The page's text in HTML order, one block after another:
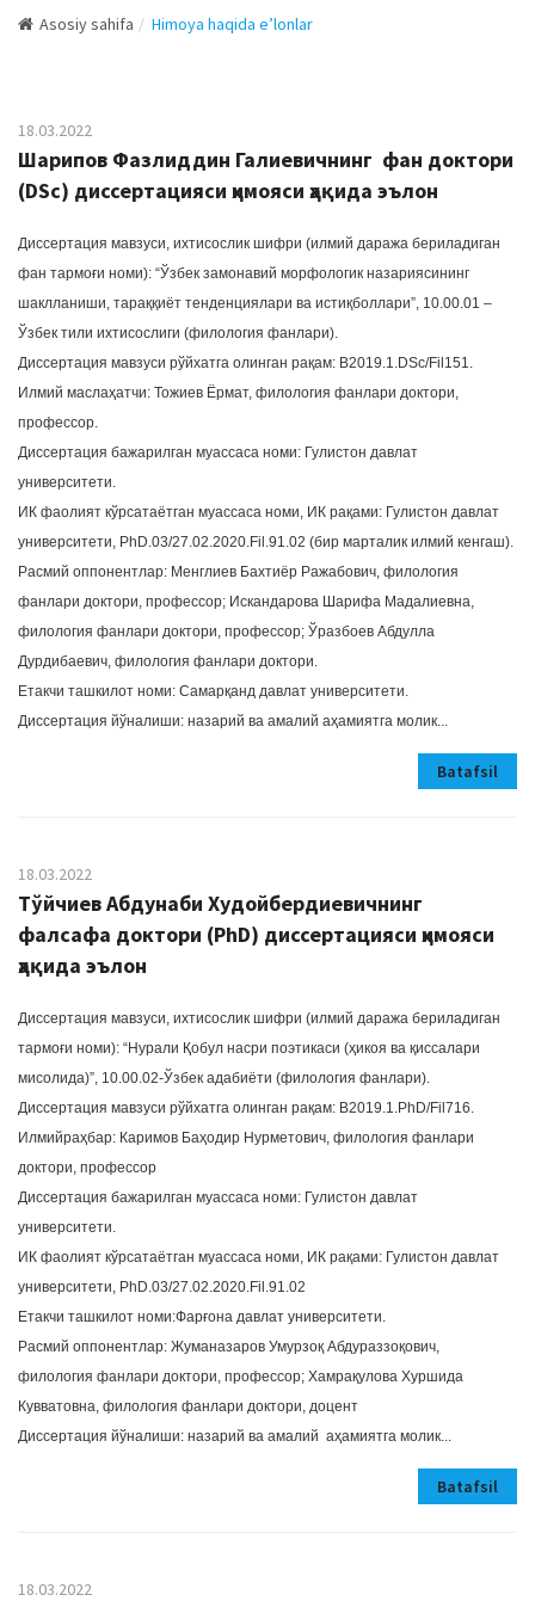
g
N
a
v
g
a
t
Asosiy sahifa Himoya haqida e’lonlar
18.03.2022
Шарипов Фазлиддин Галиевичнинг фан доктори
(DSc) диссертацияси ҳимояси ҳақида эълон
Диссертация мавзуси, ихтисослик шифри (илмий даража бериладиган
фан тармоғи номи): “Ўзбек замонавий морфологик назариясининг
шаклланиши, тараққиёт тенденциялари ва истиқболлари”, 10.00.01 –
Ўзбек тили ихтисослиги (филология фанлари).
Диссертация мавзуси рўйхатга олинган рақам: B2019.1.DSc/Fil151.
Илмий маслаҳатчи: Тожиев Ёрмат, филология фанлари доктори,
профессор.
Диссертация бажарилган муассаса номи: Гулистон давлат
университети.
ИК фаолият кўрсатаётган муассаса номи, ИК рақами: Гулистон давлат
университети, PhD.03/27.02.2020.Fil.91.02 (бир марталик илмий кенгаш).
Расмий оппонентлар: Менглиев Бахтиёр Ражабович, филология
фанлари доктори, профессор; Искандарова Шарифа Мадалиевна,
филология фанлари доктори, профессор; Ўразбоев Абдулла
Дурдибаевич, филология фанлари доктори.
Етакчи ташкилот номи: Самарқанд давлат университети.
Диссертация йўналиши: назарий ва амалий аҳамиятга молик...
Batafsil
18.03.2022
Тўйчиев Абдунаби Худойбердиевичнинг
фалсафа доктори (PhD) диссертацияси ҳимояси
ҳақида эълон
Диссертация мавзуси, ихтисослик шифри (илмий даража бериладиган
тармоғи номи): “Нурали Қобул насри поэтикаси (ҳикоя ва қиссалари
мисолида)”, 10.00.02-Ўзбек адабиёти (филология фанлари).
Диссертация мавзуси рўйхатга олинган рақам: B2019.1.PhD/Fil716.
Илмийраҳбар: Каримов Баҳодир Нурметович, филология фанлари
доктори, профессор
Диссертация бажарилган муассаса номи: Гулистон давлат
университети.
ИК фаолият кўрсатаётган муассаса номи, ИК рақами: Гулистон давлат
университети, PhD.03/27.02.2020.Fil.91.02
Етакчи ташкилот номи:Фарғона давлат университети.
Расмий оппонентлар: Жуманазаров Умурзоқ Абдураззоқович,
филология фанлари доктори, профессор; Хамрақулова Хуршида
Кувватовна, филология фанлари доктори, доцент
Диссертация йўналиши: назарий ва амалий аҳамиятга молик...
Batafsil
18.03.2022